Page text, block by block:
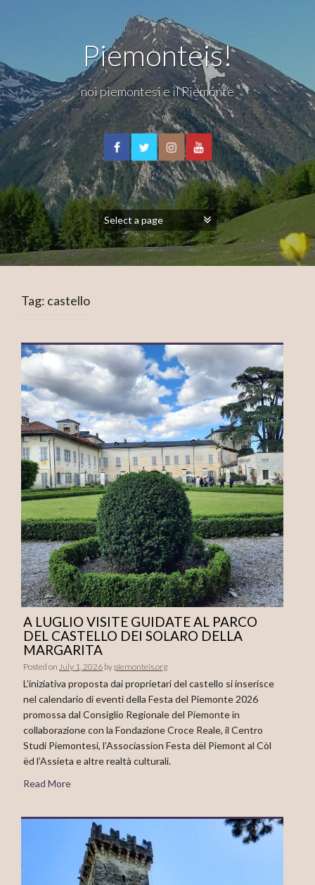
Piemonteis!
noi piemontesi e il Piemonte
Tag: castello
A LUGLIO VISITE GUIDATE AL PARCO
DEL CASTELLO DEI SOLARO DELLA
MARGARITA
Posted on July 1, 2026 by piemonteis.org
L’iniziativa proposta dai proprietari del castello si inserisce
nel calendario di eventi della Festa del Piemonte 2026
promossa dal Consiglio Regionale del Piemonte in
collaborazione con la Fondazione Croce Reale, il Centro
Studi Piemontesi, l’Associassion Festa dël Piemont al Còl
ëd l’Assieta e altre realtà culturali.
Read More